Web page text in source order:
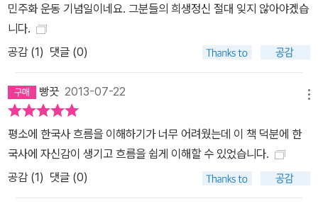
민주화 운동 기념일이네요. 그분들의 희생정신 절대 잊지 않아야겠습
니다.
공감 (1) 댓글 (0)
빵끗 2013-07-22
평소에 한국사 흐름을 이해하기가 너무 어려웠는데 이 책 덕분에 한
국사에 자신감이 생기고 흐름을 쉽게 이해할 수 있었습니다.
공감 (1) 댓글 (0)